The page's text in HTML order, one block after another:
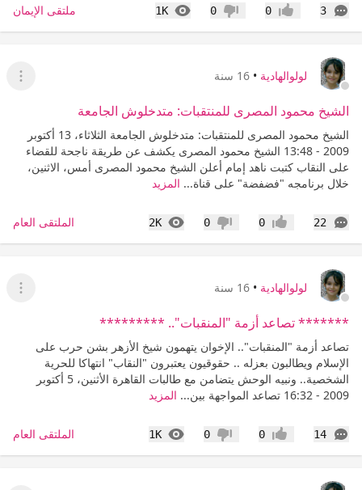
3
التعليقات إعجاب0 عدم إعجاب
0
1K
المشاهدات ملتقى الإيمان
لولوالهادية • 16 سنة
عرض
الشيخ محمود المصرى للمنتقبات: متدخلوش الجامعة
الشيخ محمود المصرى للمنتقبات: متدخلوش الجامعة الثلاثاء، 13 أكتوبر
2009 - 13:48 الشيخ محمود المصرى يكشف عن طريقة ناجحة للقضاء
على النقاب كتبت ناهد إمام أعلن الشيخ محمود المصرى أمس، الاثنين،
خلال برنامجه "فضفضة" على قناة... المزيد
22
التعليقات إعجاب0 عدم إعجاب
0
2K
المشاهدات الملتقى العام
لولوالهادية • 16 سنة
عرض
******* تصاعد أزمة "المنقبات".. *********
تصاعد أزمة "المنقبات".. الإخوان يتهمون شيخ الأزهر بشن حرب على
الإسلام ويطالبون بعزله .. حقوقيون يعتبرون "النقاب" انتهاكا للحرية
الشخصية.. ونبيه الوحش يتضامن مع طالبات القاهرة الأثنين، 5 أكتوبر
2009 - 16:32 تصاعد المواجهة بين...
المزيد
14
التعليقات إعجاب0 عدم إعجاب
0
1K
المشاهدات الملتقى العام